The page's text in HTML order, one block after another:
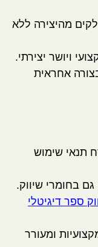
מהיצירה ללא
ויושר יצירתי.
אחראית
תנאי שימוש
בחומרי שיווק.
ספר דיגיטלי
ומעורר